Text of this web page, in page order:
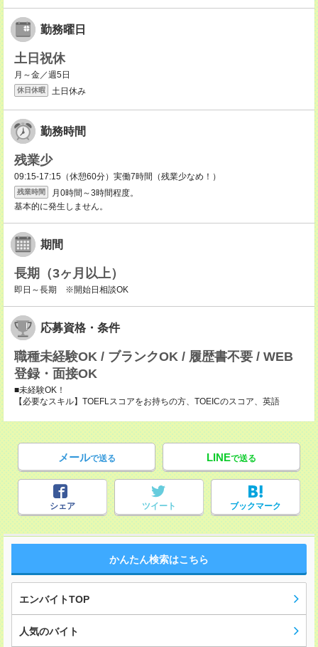
勤務曜日
土日祝休
月～金／週5日
休日休暇 土日休み
勤務時間
残業少
09:15-17:15（休憩60分）実働7時間（残業少なめ！）
残業時間
月0時間～3時間程度。
基本的に発生しません。
期間
長期（3ヶ月以上）
即日～長期 ※開始日相談OK
応募資格・条件
職種未経験OK / ブランクOK / 履歴書不要 / WEB
登録・面接OK
■未経験OK！
【必要なスキル】TOEFLスコアをお持ちの方、TOEICのスコア、英語
メールで送る LINEで送る
シェア ツイート ブックマーク
かんたん検索はこちら
エンバイトTOP
人気のバイト